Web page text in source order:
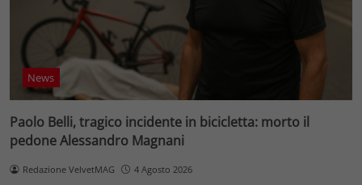
News
Paolo Belli, tragico incidente in bicicletta: morto il
pedone Alessandro Magnani
Redazione VelvetMAG 4 Agosto 2026